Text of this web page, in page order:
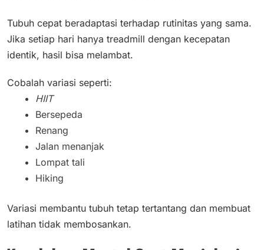
Tubuh cepat beradaptasi terhadap rutinitas yang sama.
Jika setiap hari hanya treadmill dengan kecepatan
identik, hasil bisa melambat.
Cobalah variasi seperti:
HIIT
Bersepeda
Renang
Jalan menanjak
Lompat tali
Hiking
Variasi membantu tubuh tetap tertantang dan membuat
latihan tidak membosankan.